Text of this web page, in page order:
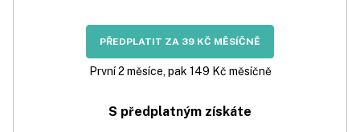
PŘEDPLATIT ZA 39 KČ MĚSÍČNĚ
První 2 měsíce, pak 149 Kč měsíčně
S předplatným získáte